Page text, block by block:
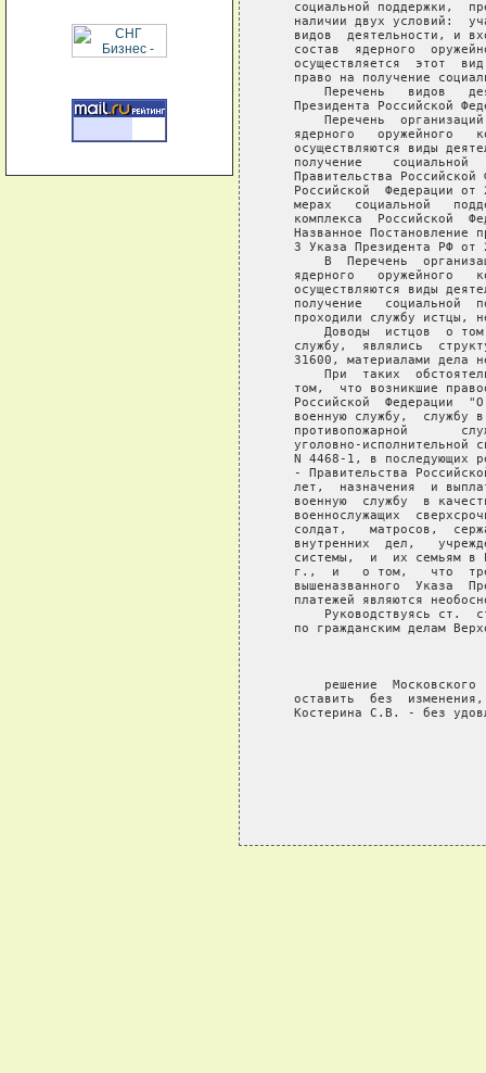
социальной поддержки,
наличии двух условий:
видов  деятельности, и
состав  ядерного
осуществляется  этот
право на получение
Перечень   видов
Президента Российской
Перечень
ядерного   оружейного
осуществляются виды
получение    социальной
Правительства Российской
Российской  Федерации от
мерах   социальной
комплекса  Российской
Названное Постановление
3 Указа Президента РФ от
В  Перечень
ядерного   оружейного
осуществляются виды
получение   социальной
проходили службу истцы,
Доводы  истцов  о
службу,  являлись
31600, материалами дела
При  таких
том,  что возникшие
Российской  Федерации
военную службу,  службу
противопожарной
уголовно-исполнительной
N 4468-1, в последующих
- Правительства
лет,  назначения  и
военную  службу  в
военнослужащих
солдат,   матросов,
внутренних  дел,
системы,  и  их семьям в
г.,  и   о том,   что
вышеназванного  Указа
платежей являются
Руководствуясь ст.
по гражданским делам
решение  Московского
оставить  без
Костерина С.В. - без